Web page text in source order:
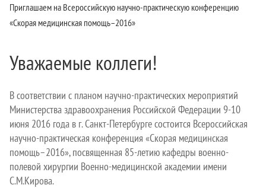
Приглашаем на Всероссийскую научно-практическую конференцию
«Скорая медицинская помощь–2016»
Уважаемые коллеги!
В соответствии с планом научно-практических мероприятий
Министерства здравоохранения Российской Федерации 9-10
июня 2016 года в г. Санкт-Петербурге состоится Всероссийская
научно-практическая конференция «Скорая медицинская
помощь–2016», посвященная 85-летию кафедры военно-
полевой хирургии Военно-медицинской академии имени
С.М.Кирова.